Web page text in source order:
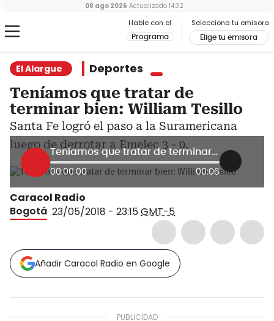
Hable con el
Programa
Selecciona tu emisora
Elige tu emisora
08 ago 2026 Actualizado 14:32
El Alargue Deportes
Teníamos que tratar de
terminar bien: William Tesillo
Santa Fe logró el paso a la Suramericana
luego de derrotar a Emelec 3 - 0.
Teníamos que tratar de terminar bien: William Tesillo
00:00:00 00:06
Caracol Radio
Bogotá 23/05/2018 - 23:15GMT-5
Añadir Caracol Radio en Google